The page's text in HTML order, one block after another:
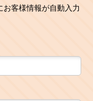
お客様情報が自動入力